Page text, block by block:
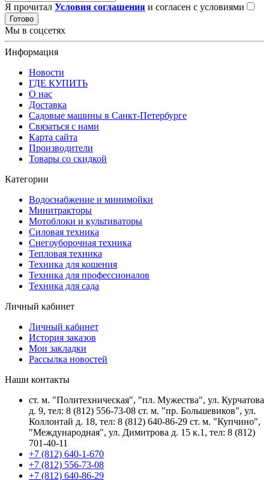
Я прочитал Условия соглашения и согласен с условиями
Готово
Мы в соцсетях
Информация
Новости
ГДЕ КУПИТЬ
О нас
Доставка
Садовые машины в Санкт-Петербурге
Связаться с нами
Карта сайта
Производители
Товары со скидкой
Категории
Водоснабжение и минимойки
Минитракторы
Мотоблоки и культиваторы
Силовая техника
Снегоуборочная техника
Тепловая техника
Техника для кошения
Техника для профессионалов
Техника для сада
Личный кабинет
Личный кабинет
История заказов
Мои закладки
Рассылка новостей
Наши контакты
ст. м. "Политехническая", "пл. Мужества", ул. Курчатова
д. 9, тел: 8 (812) 556-73-08 ст. м. "пр. Большевиков", ул.
Коллонтай д. 18, тел: 8 (812) 640-86-29 ст. м. "Купчино",
"Международная", ул. Димитрова д. 15 к.1, тел: 8 (812)
701-40-11
+7 (812) 640-1-670
+7 (812) 556-73-08
+7 (812) 640-86-29